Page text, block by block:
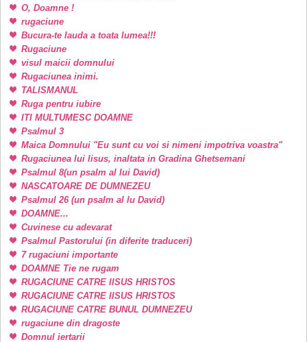
O, Doamne !
rugaciune
Bucura-te lauda a toata lumea!!!
Rugaciune
visul maicii domnului
Rugaciunea inimi.
TALISMANUL
Ruga pentru iubire
ITI MULTUMESC DOAMNE
Psalmul 3
Maica Domnului "Eu sunt cu voi si nimeni impotriva voastra"
Rugaciunea lui Iisus, inaltata in Gradina Ghetsemani
Psalmul 8(un psalm al lui David)
NASCATOARE DE DUMNEZEU
Psalmul 26 (un psalm al lu David)
DOAMNE...
Cuvinese cu adevarat
Psalmul Pastorului (in diferite traduceri)
7 rugaciuni importante
DOAMNE Tie ne rugam
RUGACIUNE CATRE IISUS HRISTOS
RUGACIUNE CATRE IISUS HRISTOS
RUGACIUNE CATRE BUNUL DUMNEZEU
rugaciune din dragoste
Domnul iertarii